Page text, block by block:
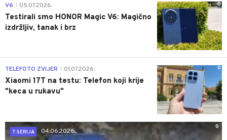
0
V6 05.07.2026.
Testirali smo HONOR Magic V6: Magično
izdržljiv, tanak i brz
0
TELEFOTO ZVIJER 01.07.2026.
Xiaomi 17T na testu: Telefon koji krije
"keca u rukavu"
0
T SERIJA
04.06.2026.